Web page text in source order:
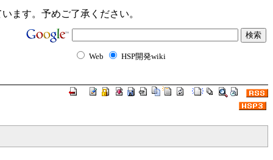
ます。予めご了承ください。
Web HSP開発wiki